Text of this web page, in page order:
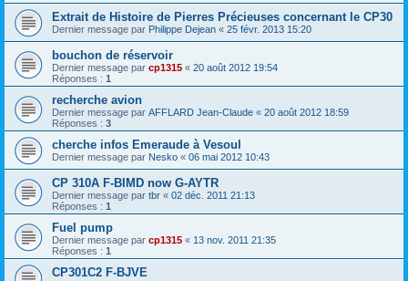
Extrait de Histoire de Pierres Précieuses concernant le CP30
Dernier message par Philippe Dejean « 25 févr. 2013 15:20
bouchon de réservoir
Dernier message par cp1315 « 20 août 2012 19:54
Réponses : 1
recherche avion
Dernier message par AFFLARD Jean-Claude « 20 août 2012 18:59
Réponses : 3
cherche infos Emeraude à Vesoul
Dernier message par Nesko « 06 mai 2012 10:43
CP 310A F-BIMD now G-AYTR
Dernier message par tbr « 02 déc. 2011 21:13
Réponses : 1
Fuel pump
Dernier message par cp1315 « 13 nov. 2011 21:35
Réponses : 1
CP301C2 F-BJVE